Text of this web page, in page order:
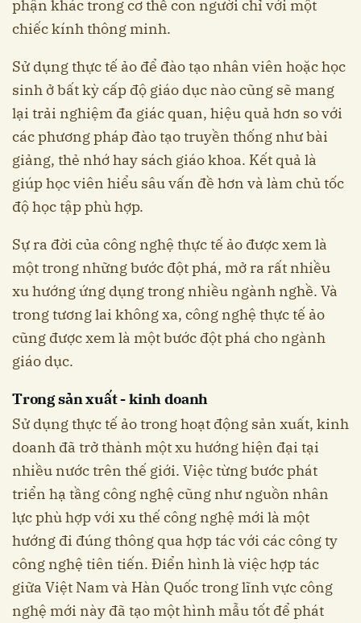
phận khác trong cơ thể con người chỉ với một
chiếc kính thông minh.
Sử dụng thực tế ảo để đào tạo nhân viên hoặc học
sinh ở bất kỳ cấp độ giáo dục nào cũng sẽ mang
lại trải nghiệm đa giác quan, hiệu quả hơn so với
các phương pháp đào tạo truyền thống như bài
giảng, thẻ nhớ hay sách giáo khoa. Kết quả là
giúp học viên hiểu sâu vấn đề hơn và làm chủ tốc
độ học tập phù hợp.
Sự ra đời của công nghệ thực tế ảo được xem là
một trong những bước đột phá, mở ra rất nhiều
xu hướng ứng dụng trong nhiều ngành nghề. Và
trong tương lai không xa, công nghệ thực tế ảo
cũng được xem là một bước đột phá cho ngành
giáo dục.
Trong sản xuất - kinh doanh
Sử dụng thực tế ảo trong hoạt động sản xuất, kinh
doanh đã trở thành một xu hướng hiện đại tại
nhiều nước trên thế giới. Việc từng bước phát
triển hạ tầng công nghệ cũng như nguồn nhân
lực phù hợp với xu thế công nghệ mới là một
hướng đi đúng thông qua hợp tác với các công ty
công nghệ tiên tiến. Điển hình là việc hợp tác
giữa Việt Nam và Hàn Quốc trong lĩnh vực công
nghệ mới này đã tạo một hình mẫu tốt để phát